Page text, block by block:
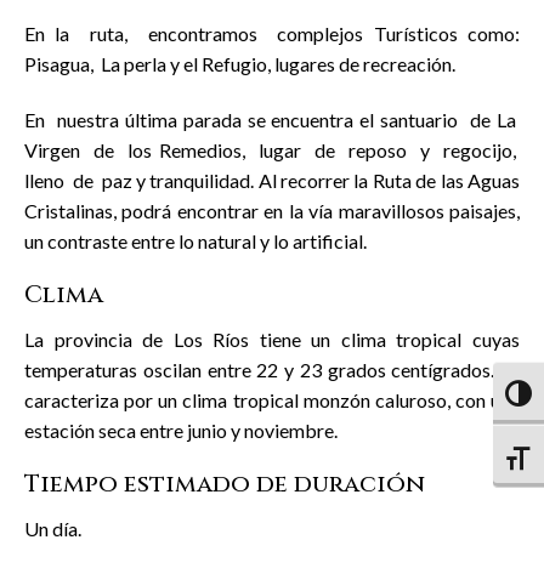
En la ruta, encontramos complejos Turísticos como:
Pisagua, La perla y el Refugio, lugares de recreación.
En nuestra última parada se encuentra el santuario de La
Virgen de los Remedios, lugar de reposo y regocijo,
lleno de paz y tranquilidad. Al recorrer la Ruta de las Aguas
Cristalinas, podrá encontrar en la vía maravillosos paisajes,
un contraste entre lo natural y lo artificial.
Clima
La provincia de Los Ríos tiene un clima tropical cuyas
temperaturas oscilan entre 22 y 23 grados centígrados. Se
caracteriza por un clima tropical monzón caluroso, con una
estación seca entre junio y noviembre.
Tiempo estimado de duración
Un día.